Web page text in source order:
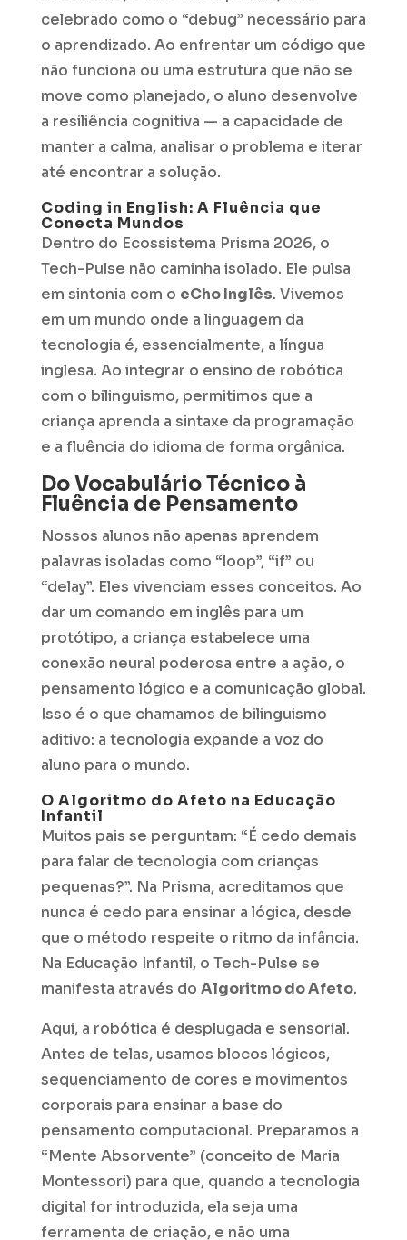
celebrado como o “debug” necessário para
o aprendizado. Ao enfrentar um código que
não funciona ou uma estrutura que não se
move como planejado, o aluno desenvolve
a resiliência cognitiva — a capacidade de
manter a calma, analisar o problema e iterar
até encontrar a solução.
Coding in English: A Fluência que
Conecta Mundos
Dentro do Ecossistema Prisma 2026, o
Tech-Pulse não caminha isolado. Ele pulsa
em sintonia com o eCho Inglês. Vivemos
em um mundo onde a linguagem da
tecnologia é, essencialmente, a língua
inglesa. Ao integrar o ensino de robótica
com o bilinguismo, permitimos que a
criança aprenda a sintaxe da programação
e a fluência do idioma de forma orgânica.
Do Vocabulário Técnico à
Fluência de Pensamento
Nossos alunos não apenas aprendem
palavras isoladas como “loop”, “if” ou
“delay”. Eles vivenciam esses conceitos. Ao
dar um comando em inglês para um
protótipo, a criança estabelece uma
conexão neural poderosa entre a ação, o
pensamento lógico e a comunicação global.
Isso é o que chamamos de bilinguismo
aditivo: a tecnologia expande a voz do
aluno para o mundo.
O Algoritmo do Afeto na Educação
Infantil
Muitos pais se perguntam: “É cedo demais
para falar de tecnologia com crianças
pequenas?”. Na Prisma, acreditamos que
nunca é cedo para ensinar a lógica, desde
que o método respeite o ritmo da infância.
Na Educação Infantil, o Tech-Pulse se
manifesta através do Algoritmo do Afeto.
Aqui, a robótica é desplugada e sensorial.
Antes de telas, usamos blocos lógicos,
sequenciamento de cores e movimentos
corporais para ensinar a base do
pensamento computacional. Preparamos a
“Mente Absorvente” (conceito de Maria
Montessori) para que, quando a tecnologia
digital for introduzida, ela seja uma
ferramenta de criação, e não uma